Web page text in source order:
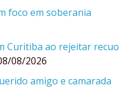
foco em soberania
Curitiba ao rejeitar recuo
08/2026
amigo e camarada